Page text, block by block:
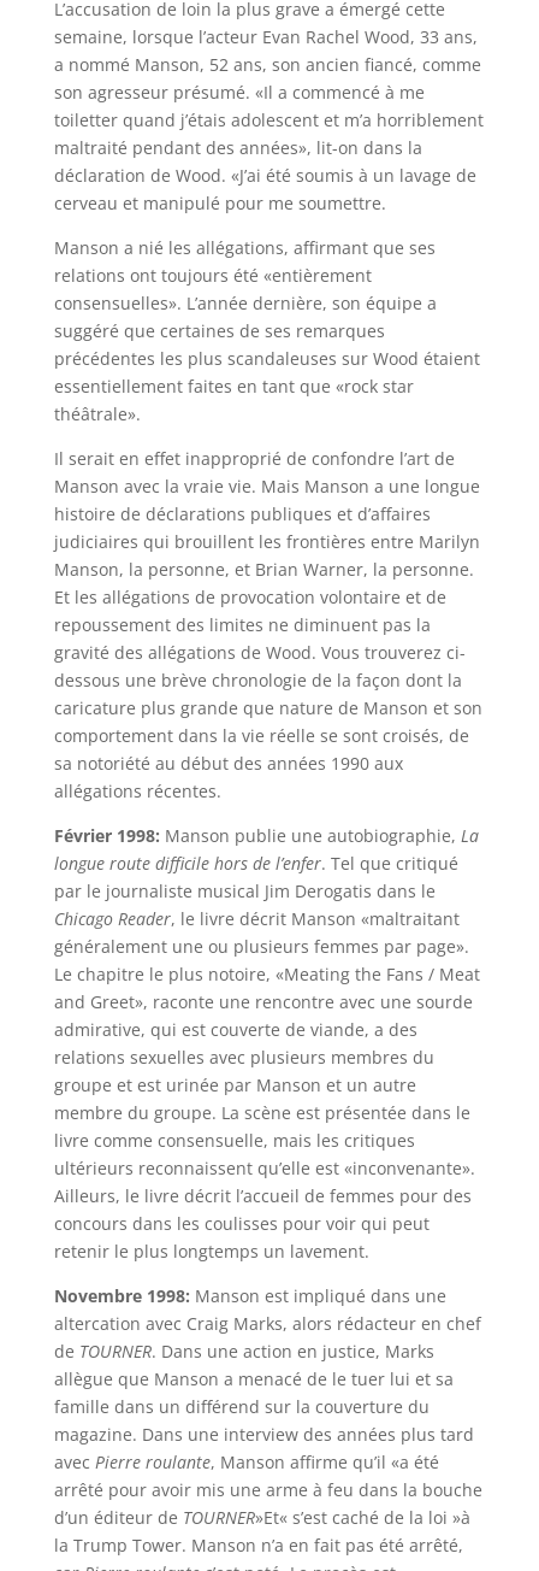
L’accusation de loin la plus grave a émergé cette
semaine, lorsque l’acteur Evan Rachel Wood, 33 ans,
a nommé Manson, 52 ans, son ancien fiancé, comme
son agresseur présumé. «Il a commencé à me
toiletter quand j’étais adolescent et m’a horriblement
maltraité pendant des années», lit-on dans la
déclaration de Wood. «J’ai été soumis à un lavage de
cerveau et manipulé pour me soumettre.
Manson a nié les allégations, affirmant que ses
relations ont toujours été «entièrement
consensuelles». L’année dernière, son équipe a
suggéré que certaines de ses remarques
précédentes les plus scandaleuses sur Wood étaient
essentiellement faites en tant que «rock star
théâtrale».
Il serait en effet inapproprié de confondre l’art de
Manson avec la vraie vie. Mais Manson a une longue
histoire de déclarations publiques et d’affaires
judiciaires qui brouillent les frontières entre Marilyn
Manson, la personne, et Brian Warner, la personne.
Et les allégations de provocation volontaire et de
repoussement des limites ne diminuent pas la
gravité des allégations de Wood. Vous trouverez ci-
dessous une brève chronologie de la façon dont la
caricature plus grande que nature de Manson et son
comportement dans la vie réelle se sont croisés, de
sa notoriété au début des années 1990 aux
allégations récentes.
Février 1998: Manson publie une autobiographie, La
longue route difficile hors de l’enfer. Tel que critiqué
par le journaliste musical Jim Derogatis dans le
Chicago Reader, le livre décrit Manson «maltraitant
généralement une ou plusieurs femmes par page».
Le chapitre le plus notoire, «Meating the Fans / Meat
and Greet», raconte une rencontre avec une sourde
admirative, qui est couverte de viande, a des
relations sexuelles avec plusieurs membres du
groupe et est urinée par Manson et un autre
membre du groupe. La scène est présentée dans le
livre comme consensuelle, mais les critiques
ultérieurs reconnaissent qu’elle est «inconvenante».
Ailleurs, le livre décrit l’accueil de femmes pour des
concours dans les coulisses pour voir qui peut
retenir le plus longtemps un lavement.
Novembre 1998: Manson est impliqué dans une
altercation avec Craig Marks, alors rédacteur en chef
de TOURNER. Dans une action en justice, Marks
allègue que Manson a menacé de le tuer lui et sa
famille dans un différend sur la couverture du
magazine. Dans une interview des années plus tard
avec Pierre roulante, Manson affirme qu’il «a été
arrêté pour avoir mis une arme à feu dans la bouche
d’un éditeur de TOURNER»Et« s’est caché de la loi »à
la Trump Tower. Manson n’a en fait pas été arrêté,